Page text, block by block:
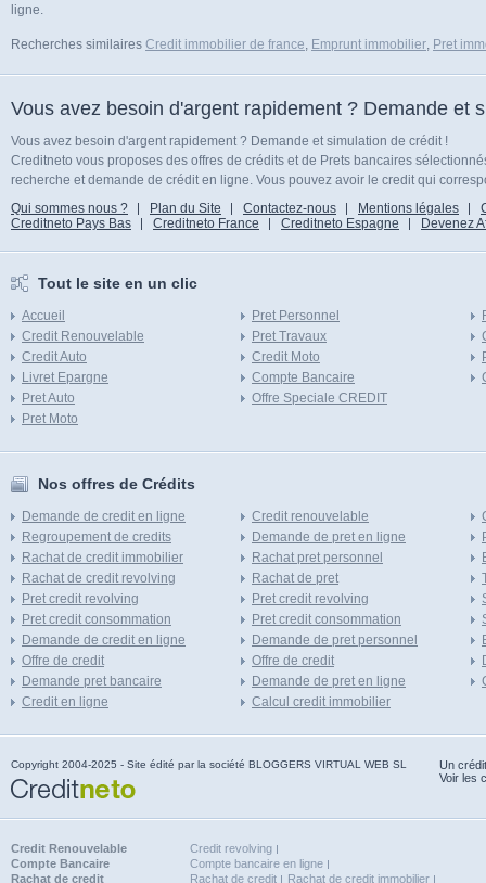
ligne.
Recherches similaires Credit immobilier de france, Emprunt immobilier, Pret
Vous avez besoin d'argent rapidement ? Demande et
Vous avez besoin d'argent rapidement ? Demande et simulation de crédit !
Creditneto vous proposes des offres de crédits et de Prets bancaires
recherche et demande de crédit en ligne. Vous pouvez avoir le credit qui
Qui sommes nous ?
Plan du Site Contactez-nous Mentions légales
Creditneto Pays Bas
Creditneto France Creditneto Espagne Devenez
Tout le site en un clic
Accueil
Credit Renouvelable
Credit Auto
Livret Epargne
Pret Auto
Pret Moto
Pret Personnel
Pret Travaux
Credit Moto
Compte Bancaire
Offre Speciale CREDIT
Nos offres de Crédits
Demande de credit en ligne
Regroupement de credits
Rachat de credit immobilier
Rachat de credit revolving
Pret credit revolving
Pret credit consommation
Demande de credit en ligne
Offre de credit
Demande pret bancaire
Credit en ligne
Credit renouvelable
Demande de pret en ligne
Rachat pret personnel
Rachat de pret
Pret credit revolving
Pret credit consommation
Demande de pret personnel
Offre de credit
Demande de pret en ligne
Calcul credit immobilier
Copyright 2004-2025 - Site édité par la société BLOGGERS VIRTUAL WEB SL
Un
Voir les
Credit Renouvelable
Credit revolving
Compte Bancaire
Compte bancaire en ligne
Rachat de credit
Rachat de credit Rachat de credit immobilier